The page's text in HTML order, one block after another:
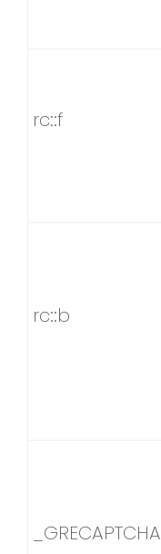
rc::f
rc::b
_GRECAPTCHA